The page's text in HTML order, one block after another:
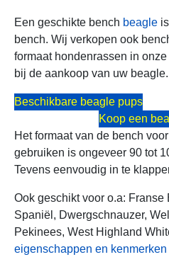
Een geschikte bench beagle
bench. Wij verkopen ook
formaat hondenrassen in
bij de aankoop van uw beagle.
Beschikbare beagle pups
Koop een
Het formaat van de bench
gebruiken is ongeveer 90 tot
Tevens eenvoudig in te
Ook geschikt voor o.a:
Spaniël, Dwergschnauzer,
Pekinees, West Highland
eigenschappen en kenmerken